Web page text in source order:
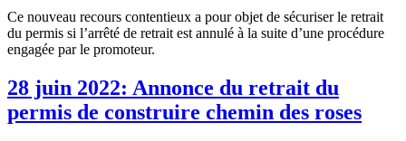
Ce nouveau recours contentieux a pour objet de sécuriser le retrait
du permis si l’arrêté de retrait est annulé à la suite d’une procédure
engagée par le promoteur.
28 juin 2022: Annonce du retrait du
permis de construire chemin des roses